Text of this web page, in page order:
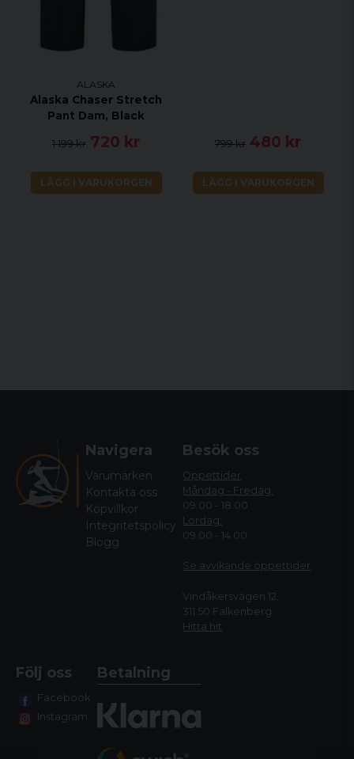
ALASKA
Alaska Chaser Stretch
Pant Dam, Black
1 199 kr 720 kr
LÄGG I VARUKORGEN
799 kr 480 kr
LÄGG I VARUKORGEN
Navigera
Varumärken
Kontakta oss
Köpvillkor
Integritetspolicy
Blogg
Besök oss
Öppettider
Måndag - Fredag:
09.00 - 18.00
Lördag:
09.00 - 14.00
Se avvikande öppettider
Vindåkersvägen 12,
311 50 Falkenberg
Hitta hit
Följ oss
Facebook
Instagram
Betalning